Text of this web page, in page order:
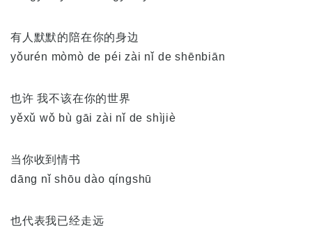
有人默默的陪在你的身边
yǒurén mòmò de péi zài nǐ de shēnbiān
也许 我不该在你的世界
yěxǔ wǒ bù gāi zài nǐ de shìjiè
当你收到情书
dāng nǐ shōu dào qíngshū
也代表我已经走远